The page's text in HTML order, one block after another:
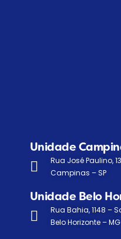
Unidade
Rua José Paulino,
Campinas – SP
Unidade Belo
Rua Bahia, 1148 –
Belo Horizonte – MG